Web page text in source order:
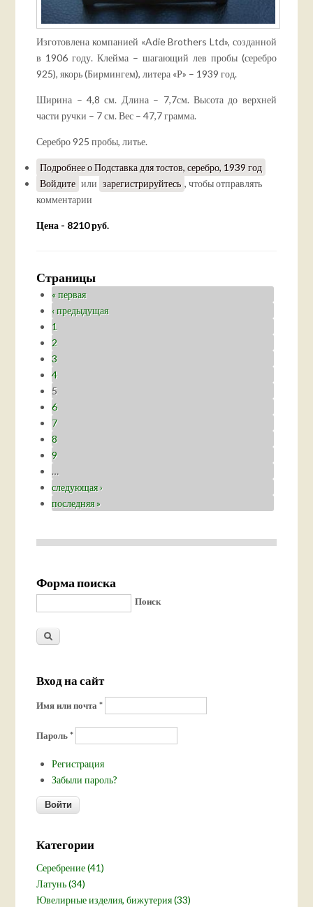
Изготовлена компанией «Adie Brothers Ltd», созданной
в 1906 году. Клейма – шагающий лев пробы (серебро
925), якорь (Бирмингем), литера «Р» – 1939 год.
Ширина – 4,8 см. Длина – 7,7см. Высота до верхней
части ручки – 7 см. Вес – 47,7 грамма.
Серебро 925 пробы, литье.
Подробнеео Подставка для тостов, серебро, 1939 год
Войдите или зарегистрируйтесь , чтобы отправлять
комментарии
Цена - 8210 руб.
Страницы
« первая
‹ предыдущая
1
2
3
4
5
6
7
8
9
…
следующая ›
последняя »
Форма поиска
Поиск
Вход на сайт
Имя или почта*
Пароль*
Регистрация
Забыли пароль?
Категории
Серебрение (41)
Латунь (34)
Ювелирные изделия, бижутерия (33)